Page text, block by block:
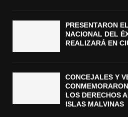
PRESENTARON
NACIONAL DEL
REALIZARÁ EN
CONCEJALES Y
LOS DERECHOS
ISLAS MALVINAS